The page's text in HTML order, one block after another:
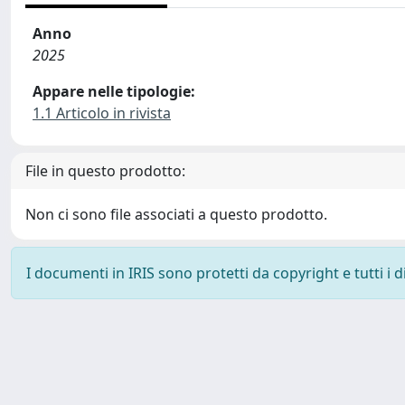
Anno
2025
Appare nelle tipologie:
1.1 Articolo in rivista
File in questo prodotto:
Non ci sono file associati a questo prodotto.
I documenti in IRIS sono protetti da copyright e tutti i